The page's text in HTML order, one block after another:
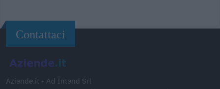
Contattaci
Aziende.it - Ad Intend Srl